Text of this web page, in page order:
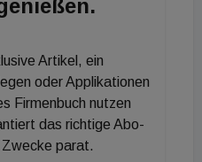
und bewertet ihre
wird mithilfe
Entwicklung eines
Artikel, ein
oder Applikationen
Firmenbuch nutzen
das richtige Abo-
parat.